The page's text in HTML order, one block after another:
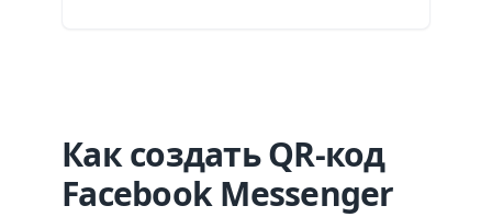
Как создать QR-код
Facebook Messenger